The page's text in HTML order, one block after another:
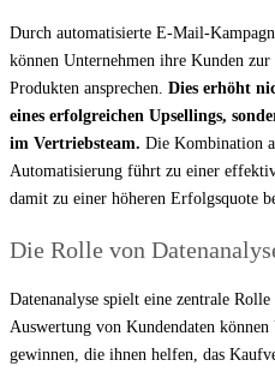
Durch automatisierte E-Mail-
können Unternehmen ihre Kunden
Produkten ansprechen. Dies erhöht
eines erfolgreichen Upsellings,
im Vertriebsteam. Die Kombination
Automatisierung führt zu einer
damit zu einer höheren Erfolgsquote
Die Rolle von
Datenanalyse spielt eine zentrale
Auswertung von Kundendaten
gewinnen, die ihnen helfen, das